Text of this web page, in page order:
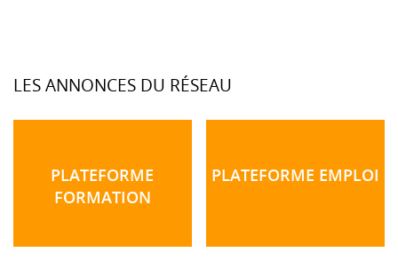
LES ANNONCES DU RÉSEAU
PLATEFORME
FORMATION
PLATEFORME EMPLOI